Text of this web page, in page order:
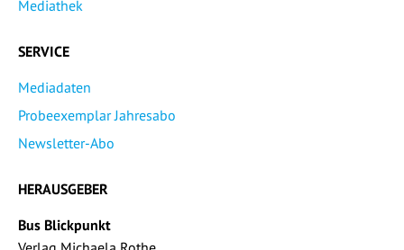
Mediathek
SERVICE
Mediadaten
Probeexemplar Jahresabo
Newsletter-Abo
HERAUSGEBER
Bus Blickpunkt